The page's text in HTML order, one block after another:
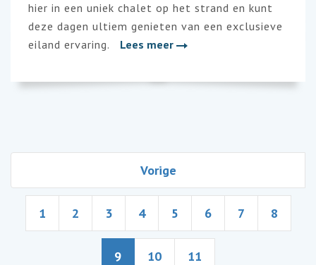
hier in een uniek chalet op het strand en kunt
deze dagen ultiem genieten van een exclusieve
eiland ervaring.
Lees meer
Vorige
1 2 3 4 5 6 7 8
9 10 11